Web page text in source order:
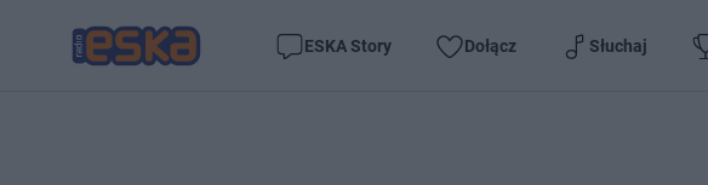
ESKA Story Dołącz Słuchaj